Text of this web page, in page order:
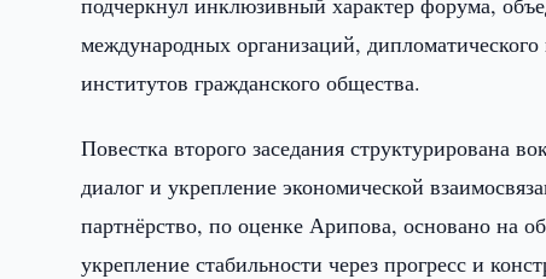
международных организаций,
институтов гражданского общества.
Повестка второго заседания структурирована
диалог и укрепление экономической
партнёрство, по оценке Арипова, основано на
укрепление стабильности через прогресс и